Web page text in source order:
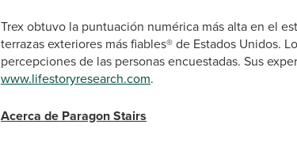
Trex obtuvo la puntuación numérica más alta en el
terrazas exteriores más fiables® de Estados Unidos.
percepciones de las personas encuestadas. Sus
www.lifestoryresearch.com.
Acerca de Paragon Stairs